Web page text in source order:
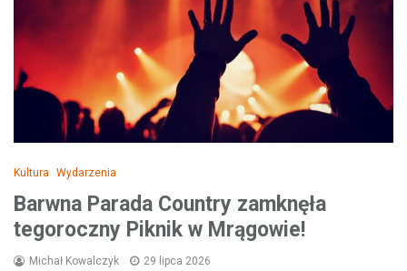
Kultura Wydarzenia
Barwna Parada Country zamknęła
tegoroczny Piknik w Mrągowie!
Michał Kowalczyk 29 lipca 2026